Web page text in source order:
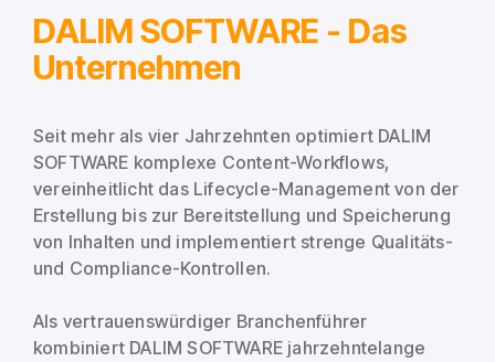
DALIM SOFTWARE - Das
Unternehmen
Seit mehr als vier Jahrzehnten optimiert DALIM
SOFTWARE komplexe Content-Workflows,
vereinheitlicht das Lifecycle-Management von der
Erstellung bis zur Bereitstellung und Speicherung
von Inhalten und implementiert strenge Qualitäts-
und Compliance-Kontrollen.
Als vertrauenswürdiger Branchenführer
kombiniert DALIM SOFTWARE jahrzehntelange